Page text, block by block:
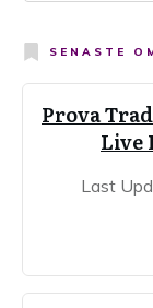
SENASTE
Prova
Live
Last